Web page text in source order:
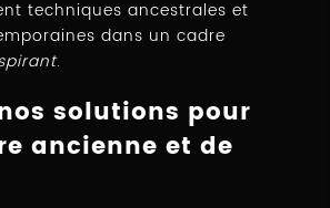
techniques ancestrales et
dans un cadre
.
solutions pour
ancienne et de